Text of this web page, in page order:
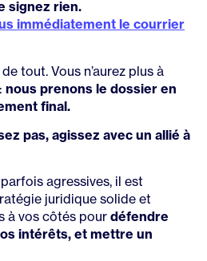
signez rien.
immédiatement le courrier
tout. Vous n’aurez plus à
nous prenons le dossier en
final.
pas, agissez avec un allié à
agressives, il est
juridique solide et
à vos côtés pour défendre
intérêts, et mettre un